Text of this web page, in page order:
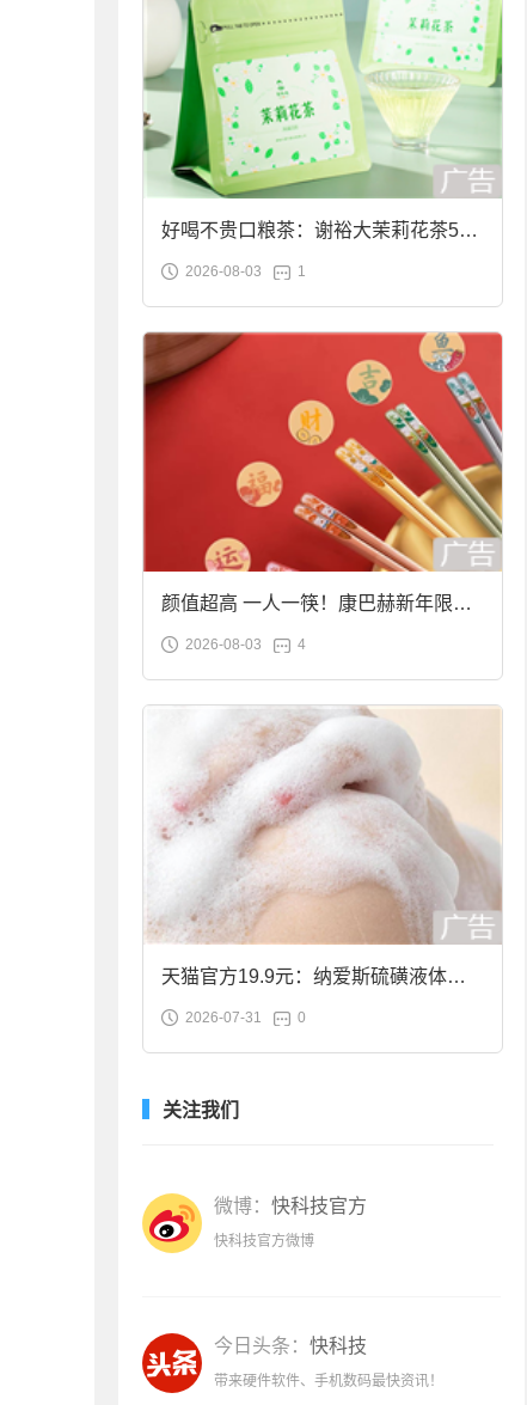
好喝不贵口粮茶：谢裕大茉莉花茶50g
袋装9.9元到手
2026-08-03 1
颜值超高 一人一筷！康巴赫新年限定
合金筷子大促：19.9元
2026-08-03 4
天猫官方19.9元：纳爱斯硫磺液体香
皂2斤大促
2026-07-31 0
关注我们
微博： 快科技官方
快科技官方微博
今日头条： 快科技
带来硬件软件、手机数码最快资讯！